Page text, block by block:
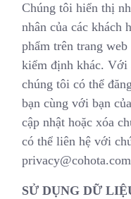
Chúng tôi hiển thị
nhân của các khách
phẩm trên trang
kiểm định khác. Với
chúng tôi có thể
bạn cùng với bạn
cập nhật hoặc xóa
có thể liên hệ với
privacy@cohota.com
SỬ DỤNG DỮ